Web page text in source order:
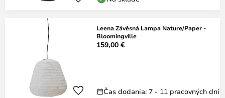
Leena Závěsná Lampa Nature/Paper -
Bloomingville
159,00 €
Čas dodania: 7 - 11 pracovných dní